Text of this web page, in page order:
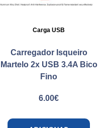
Carga USB
Carregador Isqueiro
Martelo 2x USB 3.4A Bico
Fino
6.00€